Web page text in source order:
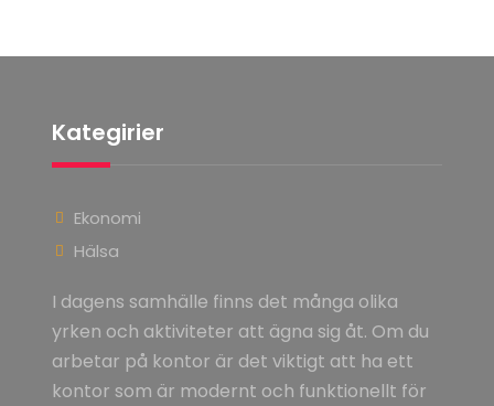
Kategirier
Ekonomi
Hälsa
I dagens samhälle finns det många olika
yrken och aktiviteter att ägna sig åt. Om du
arbetar på kontor är det viktigt att ha ett
kontor som är modernt och funktionellt för